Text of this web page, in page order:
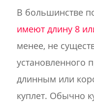
В большинстве
имеют длину 8
менее, не
установленного
длинным или
куплет. Обычно